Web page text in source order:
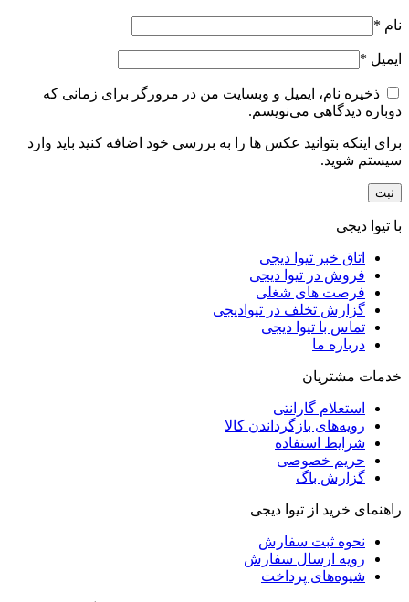
نام *
ایمیل *
ذخیره نام، ایمیل و وبسایت من در مرورگر برای زمانی که
دوباره دیدگاهی می‌نویسم.
برای اینکه بتوانید عکس ها را به بررسی خود اضافه کنید باید وارد
سیستم شوید.
با تیوا دیجی
اتاق خبر تیوا دیجی
فروش در تیوا دیجی
فرصت های شغلی
گزارش تخلف در تیوادیجی
تماس با تیوا دیجی
درباره ما
خدمات مشتریان
استعلام گارانتی
رویه‌های بازگرداندن کالا
شرایط استفاده
حریم خصوصی
گزارش باگ
راهنمای خرید از تیوا دیجی
نحوه ثبت سفارش
رویه ارسال سفارش
شیوه‌های پرداخت